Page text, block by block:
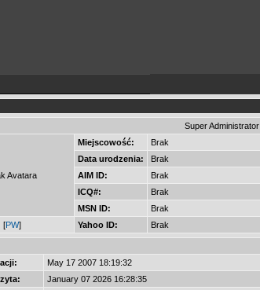
Super Administrator
Avatara
Miejscowość:
Brak
Data urodzenia:
Brak
AIM ID:
Brak
ICQ#:
Brak
MSN ID:
Brak
[PW] Yahoo ID: Brak
May 17 2007 18:19:32
January 07 2026 16:28:35